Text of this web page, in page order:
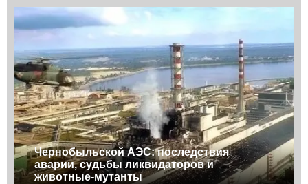
Чернобыльской АЭС: последствия
аварии, судьбы ликвидаторов и
животные-мутанты